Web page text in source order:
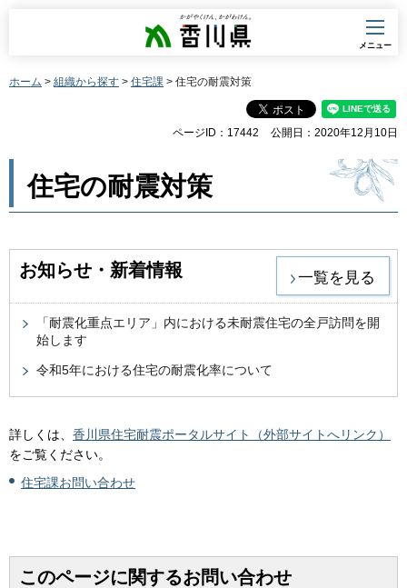
香川県
メニュー
ホーム > 組織から探す > 住宅課 > 住宅の耐震対策
ページID：17442 公開日：2020年12月10日
住宅の耐震対策
お知らせ・新着情報 一覧を見る
「耐震化重点エリア」内における未耐震住宅の全戸訪問を開
始します
令和5年における住宅の耐震化率について
詳しくは、 香川県住宅耐震ポータルサイト（外部サイトへリンク）
をご覧ください。
住宅課お問い合わせ
このページに関するお問い合わせ